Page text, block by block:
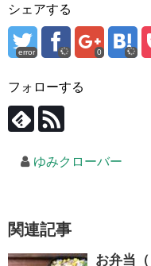
シェアする
error 0
フォローする
ゆみクローバー
関連記事
お弁当